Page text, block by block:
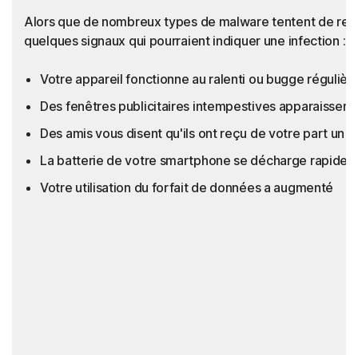
Alors que de nombreux types de malware tentent de
quelques signaux qui pourraient indiquer une infection :
Votre appareil fonctionne au ralenti ou bugge
Des fenêtres publicitaires intempestives
Des amis vous disent qu'ils ont reçu de votre part un
La batterie de votre smartphone se décharge
Votre utilisation du forfait de données a augmenté